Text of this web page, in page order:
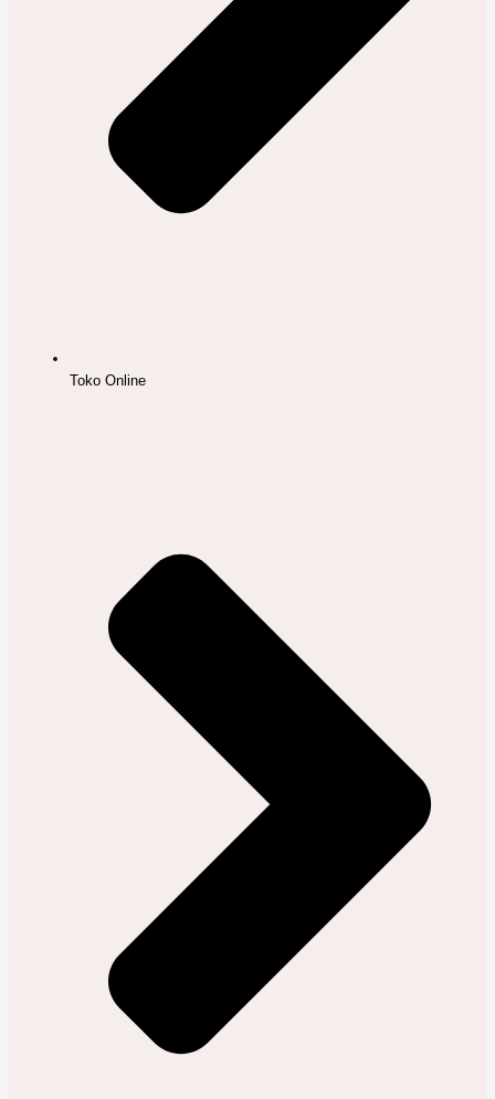
Toko Online